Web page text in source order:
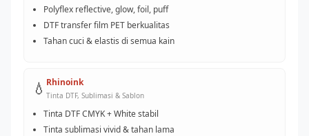
Polyflex reflective, glow, foil, puff
DTF transfer film PET berkualitas
Tahan cuci & elastis di semua kain
💧 Rhinoink
Tinta DTF, Sublimasi & Sablon
Tinta DTF CMYK + White stabil
Tinta sublimasi vivid & tahan lama